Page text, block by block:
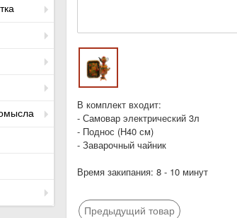
В комплект входит:
- Самовар электрический 3л
- Поднос (Н40 см)
- Заварочный чайник
Время закипания: 8 - 10 минут
Предыдущий товар